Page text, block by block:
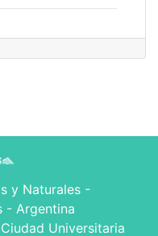
y Naturales -
- Argentina
Universitaria